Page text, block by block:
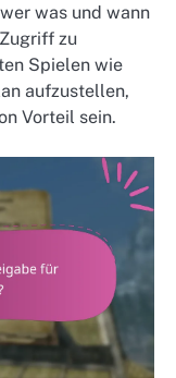
was und wann
zu
Spielen wie
aufzustellen,
Vorteil sein.